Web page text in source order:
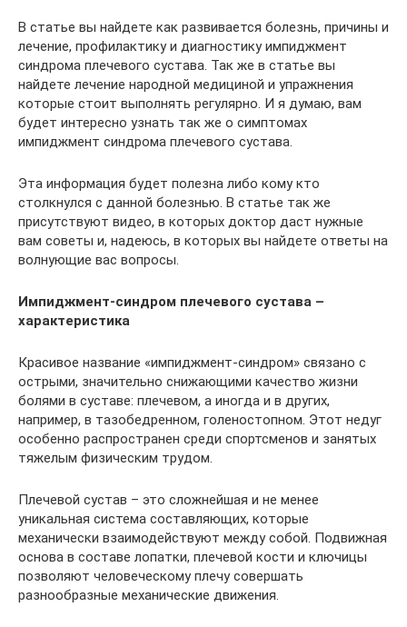
В статье вы найдете как развивается болезнь, причины и
лечение, профилактику и диагностику импиджмент
синдрома плечевого сустава. Так же в статье вы
найдете лечение народной медициной и упражнения
которые стоит выполнять регулярно. И я думаю, вам
будет интересно узнать так же о симптомах
импиджмент синдрома плечевого сустава.
Эта информация будет полезна либо кому кто
столкнулся с данной болезнью. В статье так же
присутствуют видео, в которых доктор даст нужные
вам советы и, надеюсь, в которых вы найдете ответы на
волнующие вас вопросы.
Импиджмент-синдром плечевого сустава –
характеристика
Красивое название «импиджмент-синдром» связано с
острыми, значительно снижающими качество жизни
болями в суставе: плечевом, а иногда и в других,
например, в тазобедренном, голеностопном. Этот недуг
особенно распространен среди спортсменов и занятых
тяжелым физическим трудом.
Плечевой сустав – это сложнейшая и не менее
уникальная система составляющих, которые
механически взаимодействуют между собой. Подвижная
основа в составе лопатки, плечевой кости и ключицы
позволяют человеческому плечу совершать
разнообразные механические движения.